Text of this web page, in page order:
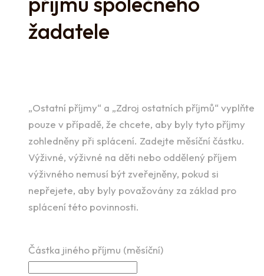
žadatele
„Ostatní příjmy“ a „Zdroj ostatních příjmů“ vyplňte
pouze v případě, že chcete, aby byly tyto příjmy
zohledněny při splácení. Zadejte měsíční částku.
Výživné, výživné na děti nebo oddělený příjem
výživného nemusí být zveřejněny, pokud si
nepřejete, aby byly považovány za základ pro
splácení této povinnosti.
Částka jiného příjmu (měsíční)